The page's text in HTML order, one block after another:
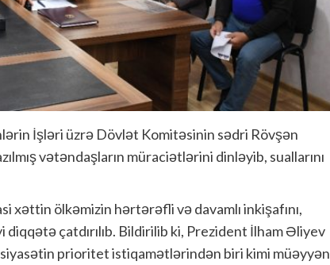
İşləri üzrə Dövlət Komitəsinin sədri Rövşən
vətəndaşların müraciətlərini dinləyib, suallarını
xəttin ölkəmizin hərtərəfli və davamlı inkişafını,
diqqətə çatdırılıb. Bildirilib ki, Prezident İlham Əliyev
prioritet istiqamətlərindən biri kimi müəyyən